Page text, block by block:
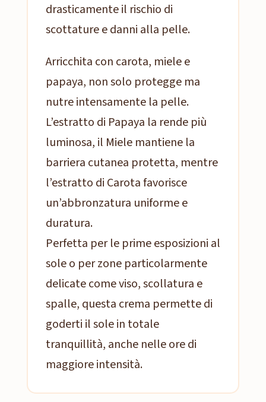
drasticamente il rischio di
scottature e danni alla pelle.
Arricchita con carota, miele e
papaya, non solo protegge ma
nutre intensamente la pelle.
L’estratto di Papaya la rende più
luminosa, il Miele mantiene la
barriera cutanea protetta, mentre
l’estratto di Carota favorisce
un’abbronzatura uniforme e
duratura.
Perfetta per le prime esposizioni al
sole o per zone particolarmente
delicate come viso, scollatura e
spalle, questa crema permette di
goderti il sole in totale
tranquillità, anche nelle ore di
maggiore intensità.